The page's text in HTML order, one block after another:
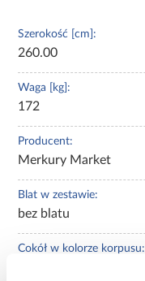
Szerokość [cm]:
260.00
Waga [kg]:
172
Producent:
Merkury Market
Blat w zestawie:
bez blatu
Cokół w kolorze korpusu: